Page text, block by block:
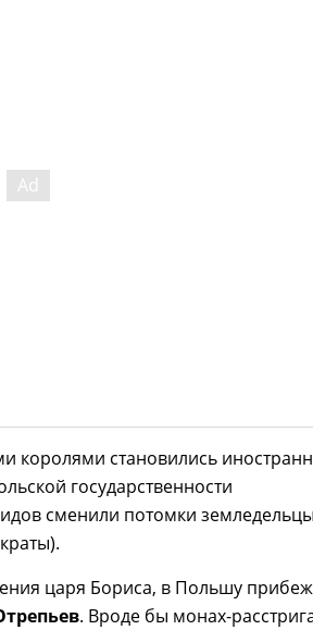
королями становились
государственности
сменили потомки
царя Бориса, в Польшу
. Вроде бы монах-